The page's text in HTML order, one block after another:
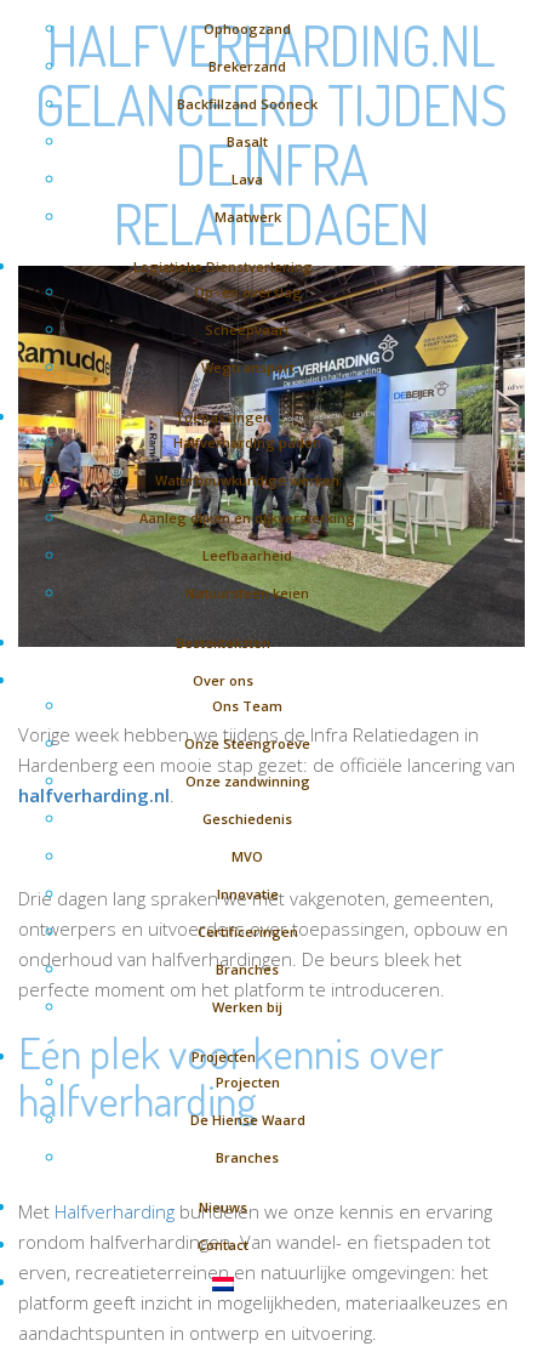
Ophoogzand
Brekerzand
Backfillzand Sooneck
Basalt
Lava
Maatwerk
Logistieke Dienstverlening
Op- en overslag
Scheepvaart
Wegtransport
Toepassingen
Halfverharding paden
Waterbouwkundige werken
Aanleg dijken en dijkversterking
Leefbaarheid
Natuursteen keien
Bestekteksten
Over ons
Ons Team
Onze Steengroeve
Onze zandwinning
Geschiedenis
MVO
Innovatie
Certificeringen
Branches
Werken bij
Projecten
Projecten
De Hiense Waard
Branches
Nieuws
Contact
HALFVERHARDING.NL
GELANCEERD TIJDENS
DE INFRA
RELATIEDAGEN
Vorige week hebben we tijdens de Infra Relatiedagen in
Hardenberg een mooie stap gezet: de officiële lancering van
halfverharding.nl
Drie dagen lang spraken we met vakgenoten, gemeenten,
ontwerpers en uitvoerders over toepassingen, opbouw en
onderhoud van halfverhardingen. De beurs bleek het
perfecte moment om het platform te introduceren.
Eén plek voor kennis over
halfverharding
Met Halfverharding bundelen we onze kennis en ervaring
rondom halfverhardingen. Van wandel- en fietspaden tot
erven, recreatieterreinen en natuurlijke omgevingen: het
platform geeft inzicht in mogelijkheden, materiaalkeuzes en
aandachtspunten in ontwerp en uitvoering.